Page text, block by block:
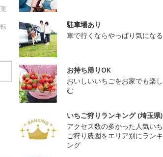
駐車場あり
車で行くならやっぱり気になる
お持ち帰りOK
おいしいいちごをお家でも楽し
む
いちご狩りランキング (埼玉県)
アクセス数の多かった人気いち
ご狩り農園をエリア別にランキ
ング